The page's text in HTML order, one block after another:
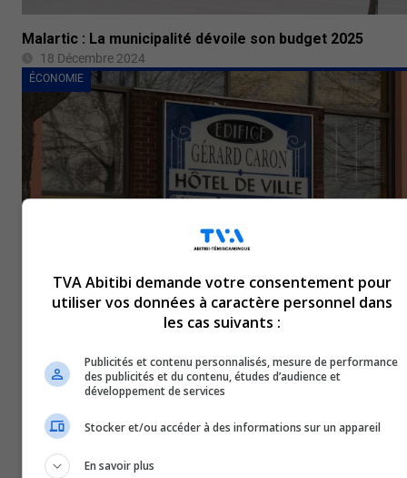
Malartic : La municipalité dévoile son budget 2025
18 Décembre 2024
ÉCONOMIE
Budget 2025 de Ville-Marie et Senneterre
ÉCONOMIE
TVA Abitibi demande votre consentement pour
utiliser vos données à caractère personnel dans
les cas suivants :
Publicités et contenu personnalisés, mesure de performance
des publicités et du contenu, études d’audience et
développement de services
Stocker et/ou accéder à des informations sur un appareil
En savoir plus